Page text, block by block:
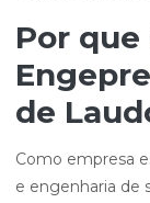
Por que
de
Como empresa
e engenharia de